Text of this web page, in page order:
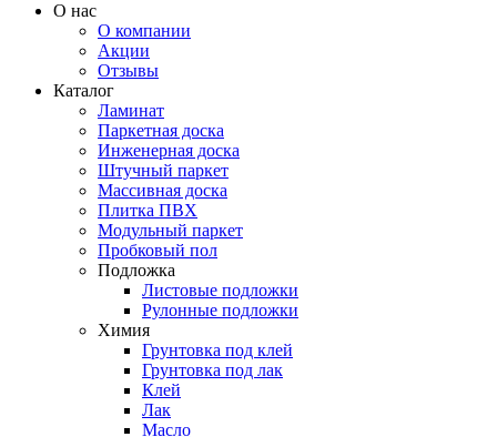
О нас
О компании
Акции
Отзывы
Каталог
Ламинат
Паркетная доска
Инженерная доска
Штучный паркет
Массивная доска
Плитка ПВХ
Модульный паркет
Пробковый пол
Подложка
Листовые подложки
Рулонные подложки
Химия
Грунтовка под клей
Грунтовка под лак
Клей
Лак
Масло